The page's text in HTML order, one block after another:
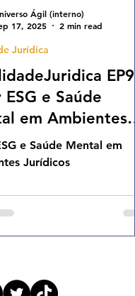
EP94
ESG e Saúde
em Ambientes
QUI 18.09.25
e Saúde Mental em
Jurídicos
Jurídica
Ágil (interno)
17, 2025
2 min read